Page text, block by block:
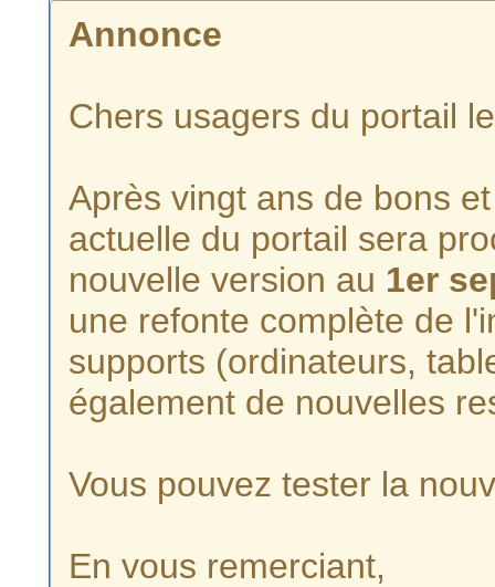
Annonce
Chers usagers du portail
Après vingt ans de bons
actuelle du portail sera
nouvelle version au 1er
une refonte complète de
supports (ordinateurs,
également de nouvelles
Vous pouvez tester la
En vous remerciant,